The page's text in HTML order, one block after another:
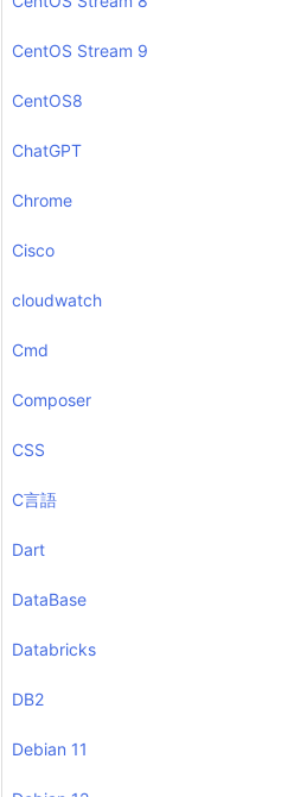
CentOS Stream 9
CentOS8
ChatGPT
Chrome
Cisco
cloudwatch
Cmd
Composer
CSS
C言語
Dart
DataBase
Databricks
DB2
Debian 11